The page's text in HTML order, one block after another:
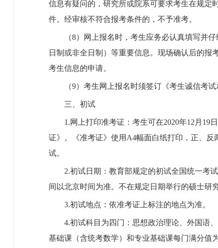
信息有疑问的，研究所或院系可要求考生在规定
件。经审核不符合报考条件的，不予准考。
（8）网上报名时，考生应务必认真填写并仔
日制或非全日制）等重要信息。现场确认后的
考生信息的申请。
（9）考生网上报名时须签订《考生诚信考试
三、初试
1.网上打印准考证：考生可在2020年12月19日
证》。《准考证》使用A4幅面白纸打印，正、
试。
2.初试日期：教育部规定的初试全国统一考试
间以北京时间为准。不在规定日期举行的硕士
3.初试地点：依准考证上标注的地点为准。
4.初试科目为四门：思想政治理论、外国语、
基础课（含统考数学）和专业基础课每门满分值